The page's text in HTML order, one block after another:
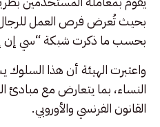
بحيث تُعرض فرص العمل للرجال
بحسب ما ذكرت شبكة “سي إن
واعتبرت الهيئة أن هذا السلوك
النساء، بما يتعارض مع مبادئ
القانون الفرنسي والأوروبي.